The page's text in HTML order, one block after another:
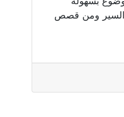
السير ومن قصص